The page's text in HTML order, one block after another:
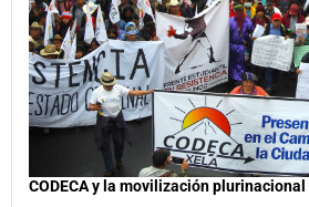
CODECA y la movilización plurinacional